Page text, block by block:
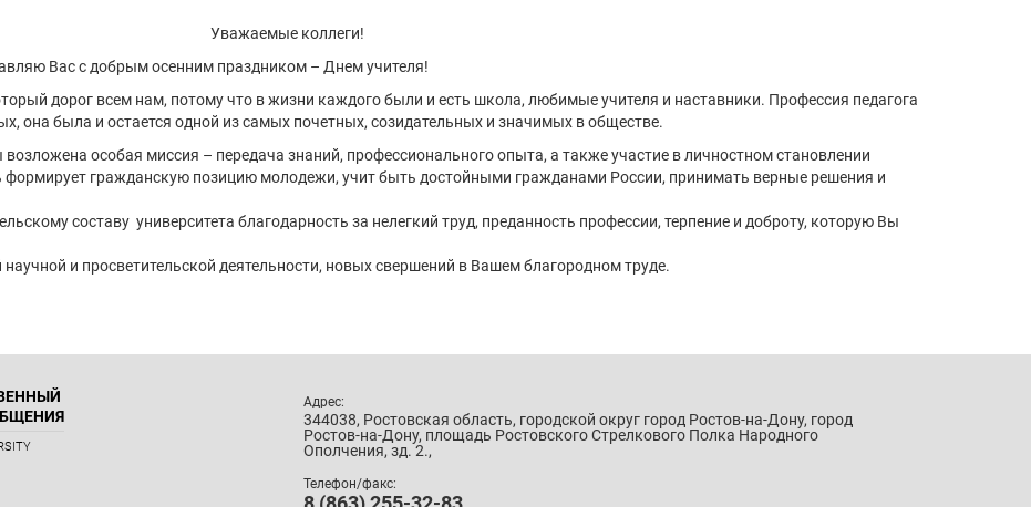
Уважаемые коллеги!
осенним праздником – Днем учителя!
дорог всем нам, потому что в жизни каждого были и есть школа, любимые учителя и наставники. Профессия педагога
она была и остается одной из самых почетных, созидательных и значимых в обществе.
особая миссия – передача знаний, профессионального опыта, а также участие в личностном становлении
формирует гражданскую позицию молодежи, учит быть достойными гражданами России, принимать верные решения и
составу университета благодарность за нелегкий труд, преданность профессии, терпение и доброту, которую Вы
и просветительской деятельности, новых свершений в Вашем благородном труде.
Адрес:
344038, Ростовская область, городской округ город Ростов-на-Дону, город
Ростов-на-Дону, площадь Ростовского Стрелкового Полка Народного
Ополчения, зд. 2.,
Телефон/факс: